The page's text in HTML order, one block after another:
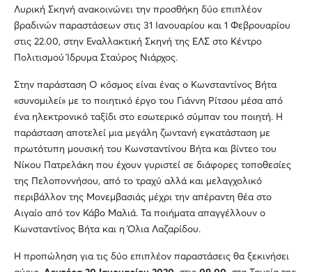
Λυρική Σκηνή ανακοινώνει την προσθήκη δύο επιπλέον
βραδινών παραστάσεων στις 31 Ιανουαρίου και 1 Φεβρουαρίου
στις 22.00, στην Εναλλακτική Σκηνή της ΕΛΣ στο Κέντρο
Πολιτισμού Ίδρυμα Σταύρος Νιάρχος.
Στην παράσταση Ο κόσμος είναι ένας ο Κωνσταντίνος Βήτα
«συνομιλεί» με το ποιητικό έργο του Γιάννη Ρίτσου μέσα από
ένα ηλεκτρονικό ταξίδι στο εσωτερικό σύμπαν του ποιητή. Η
παράσταση αποτελεί μια μεγάλη ζωντανή εγκατάσταση με
πρωτότυπη μουσική του Κωνσταντίνου Βήτα και βίντεο του
Νίκου Πατρελάκη που έχουν γυριστεί σε διάφορες τοποθεσίες
της Πελοποννήσου, από το τραχύ αλλά και μελαγχολικό
περιβάλλον της Μονεμβασιάς μέχρι την απέραντη θέα στο
Αιγαίο από τον Κάβο Μαλιά. Τα ποιήματα απαγγέλλουν ο
Κωνσταντίνος Βήτα και η Όλια Λαζαρίδου.
Η προπώληση για τις δύο επιπλέον παραστάσεις θα ξεκινήσει